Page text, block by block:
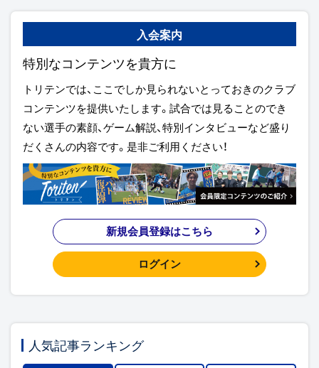
入会案内
特別なコンテンツを貴方に
トリテンでは、ここでしか見られないとっておきのクラブ
コンテンツを提供いたします。試合では見ることのでき
ない選手の素顔、ゲーム解説、特別インタビューなど盛り
だくさんの内容です。是非ご利用ください！
新規会員登録はこちら
ログイン
人気記事ランキング